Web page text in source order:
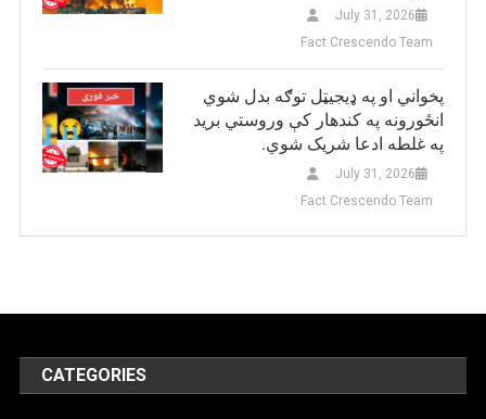
July 31, 2026
Fact Crescendo Team
پخواني او په ډيجيټل توګه بدل شوي
انځورونه په کندهار کې وروستي برید
په غلطه ادعا شریک شوي.
July 31, 2026
Fact Crescendo Team
CATEGORIES